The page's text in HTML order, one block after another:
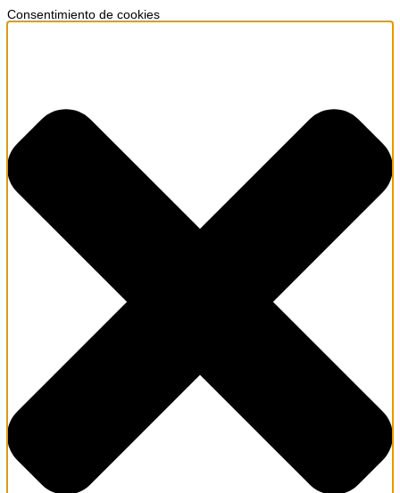
Consentimiento de cookies